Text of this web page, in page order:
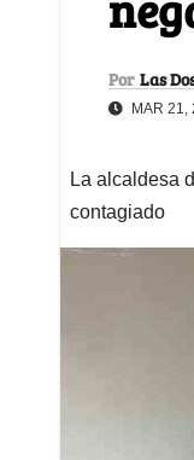
Por Las
MAR 21,
La alcaldesa
contagiado